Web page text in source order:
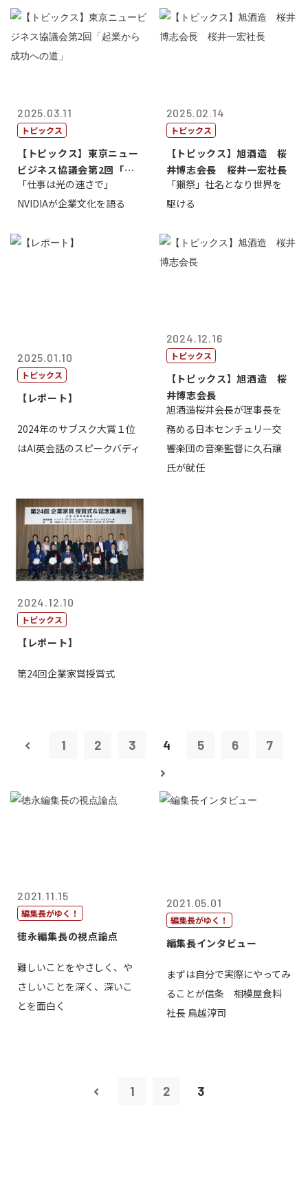
2025.03.11
トピックス
【トピックス】東京ニュー
ビジネス協議会第2回「起
業から成功へ...
「仕事は光の速さで」
NVIDIAが企業文化を語る
2025.02.14
トピックス
【トピックス】旭酒造 桜
井博志会長 桜井一宏社長
「獺祭」社名となり世界を
駆ける
2025.01.10
トピックス
【レポート】
2024年のサブスク大賞１位
はAI英会話のスピークバディ
2024.12.16
トピックス
【トピックス】旭酒造 桜
井博志会長
旭酒造桜井会長が理事長を
務める日本センチュリー交
響楽団の音楽監督に久石譲
氏が就任
2024.12.10
トピックス
【レポート】
第24回企業家賞授賞式
1 2 3 4 5 6 7
2021.11.15
編集長がゆく！
徳永編集長の視点論点
難しいことをやさしく、や
さしいことを深く、深いこ
とを面白く
2021.05.01
編集長がゆく！
編集長インタビュー
まずは自分で実際にやってみ
ることが信条 相模屋食料
社長 鳥越淳司
1 2 3